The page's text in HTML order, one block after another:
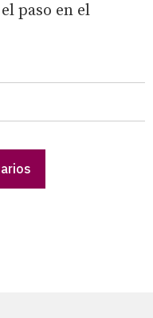
paso en el